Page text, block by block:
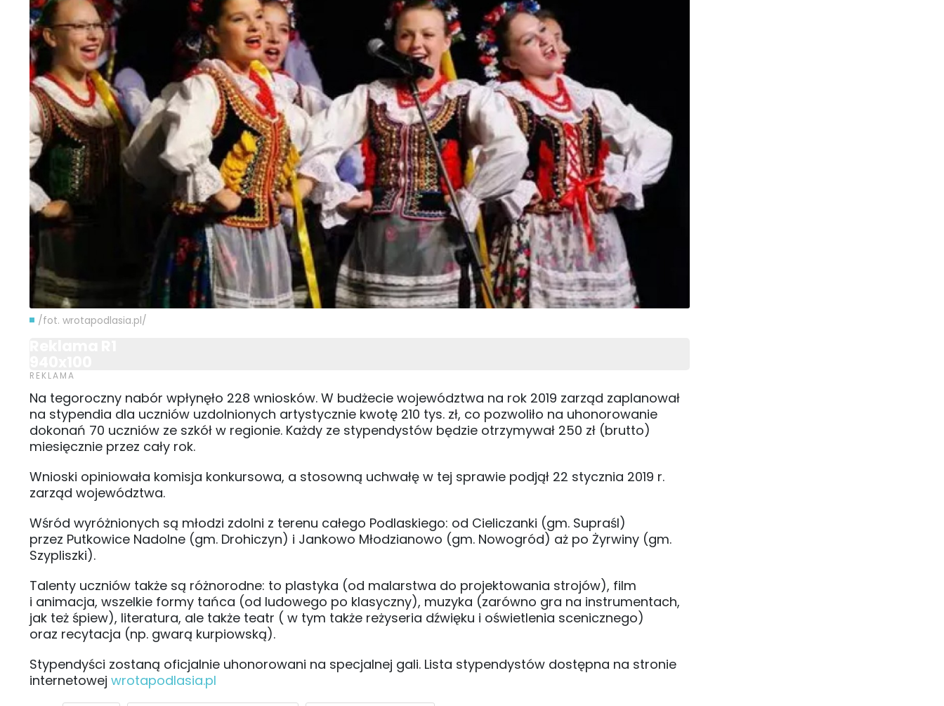
/fot. wrotapodlasia.pl/
Na tegoroczny nabór wpłynęło 228 wniosków. W budżecie województwa na rok 2019 zarząd zaplanował
na stypendia dla uczniów uzdolnionych artystycznie kwotę 210 tys. zł, co pozwoliło na uhonorowanie
dokonań 70 uczniów ze szkół w regionie. Każdy ze stypendystów będzie otrzymywał 250 zł (brutto)
miesięcznie przez cały rok.
Wnioski opiniowała komisja konkursowa, a stosowną uchwałę w tej sprawie podjął 22 stycznia 2019 r.
zarząd województwa.
Wśród wyróżnionych są młodzi zdolni z terenu całego Podlaskiego: od Cieliczanki (gm. Supraśl)
przez Putkowice Nadolne (gm. Drohiczyn) i Jankowo Młodzianowo (gm. Nowogród) aż po Żyrwiny (gm.
Szypliszki).
Talenty uczniów także są różnorodne: to plastyka (od malarstwa do projektowania strojów), film
i animacja, wszelkie formy tańca (od ludowego po klasyczny), muzyka (zarówno gra na instrumentach,
jak też śpiew), literatura, ale także teatr ( w tym także reżyseria dźwięku i oświetlenia scenicznego)
oraz recytacja (np. gwarą kurpiowską).
Stypendyści zostaną oficjalnie uhonorowani na specjalnej gali. Lista stypendystów dostępna na stronie
internetowej wrotapodlasia.pl